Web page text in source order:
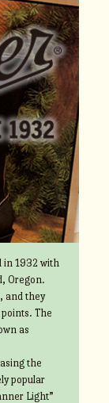
in 1932 with
Oregon.
and they
The
as
the
popular
Light”